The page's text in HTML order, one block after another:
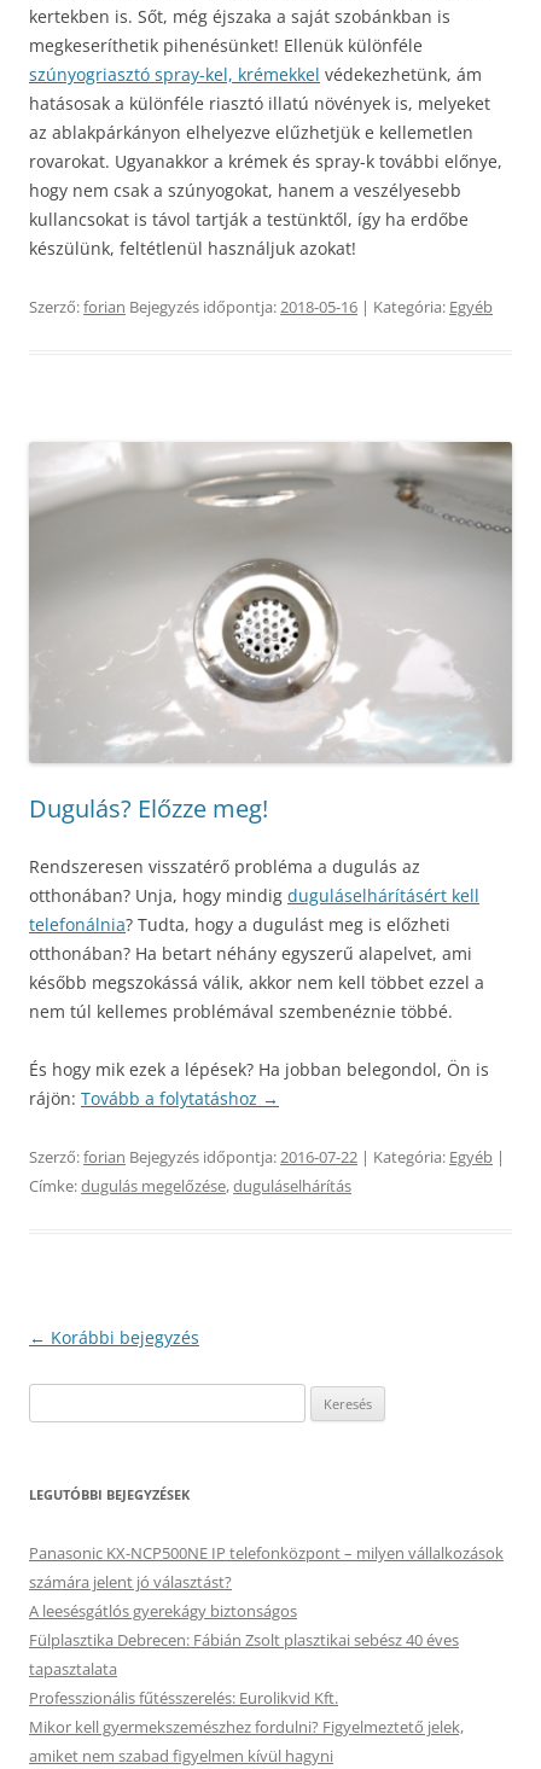
kertekben is. Sőt, még éjszaka a saját szobánkban is
megkeseríthetik pihenésünket! Ellenük különféle
szúnyogriasztó spray-kel, krémekkel védekezhetünk, ám
hatásosak a különféle riasztó illatú növények is, melyeket
az ablakpárkányon elhelyezve elűzhetjük e kellemetlen
rovarokat. Ugyanakkor a krémek és spray-k további előnye,
hogy nem csak a szúnyogokat, hanem a veszélyesebb
kullancsokat is távol tartják a testünktől, így ha erdőbe
készülünk, feltétlenül használjuk azokat!
Szerző:forian Bejegyzés időpontja:2018-05-16 | Kategória: Egyéb
Dugulás? Előzze meg!
Rendszeresen visszatérő probléma a dugulás az
otthonában? Unja, hogy mindig duguláselhárításért kell
telefonálnia? Tudta, hogy a dugulást meg is előzheti
otthonában? Ha betart néhány egyszerű alapelvet, ami
később megszokássá válik, akkor nem kell többet ezzel a
nem túl kellemes problémával szembenéznie többé.
És hogy mik ezek a lépések? Ha jobban belegondol, Ön is
rájön: Tovább a folytatáshoz →
Szerző:forian Bejegyzés időpontja:2016-07-22 | Kategória: Egyéb |
Címke:dugulás megelőzése,duguláselhárítás
Bejegyzés
← Korábbi bejegyzés
LEGUTÓBBI BEJEGYZÉSEK
Panasonic KX-NCP500NE IP telefonközpont – milyen vállalkozások
számára jelent jó választást?
A leesésgátlós gyerekágy biztonságos
Fülplasztika Debrecen: Fábián Zsolt plasztikai sebész 40 éves
tapasztalata
Professzionális fűtésszerelés: Eurolikvid Kft.
Mikor kell gyermekszemészhez fordulni? Figyelmeztető jelek,
amiket nem szabad figyelmen kívül hagyni